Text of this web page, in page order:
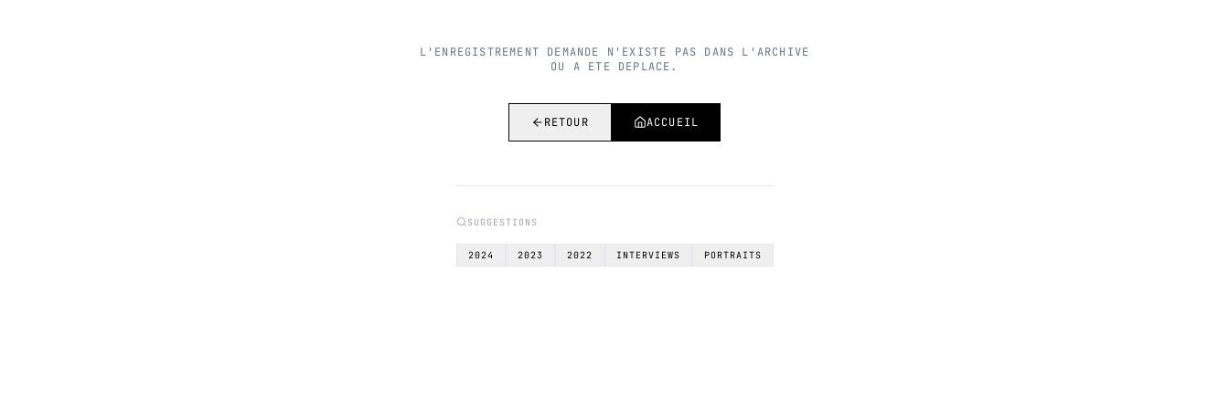
L'ENREGISTREMENT DEMANDE N'EXISTE PAS DANS L'ARCHIVE
OU A ETE DEPLACE.
RETOUR ACCUEIL
SUGGESTIONS
2024 2023 2022 INTERVIEWS PORTRAITS